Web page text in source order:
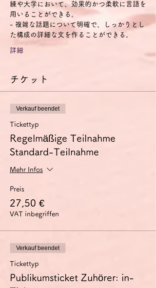
練や大学において、効果的かつ柔軟に言語を
用いることができる。
- 複雑な話題について明確で、しっかりとし
た構成の詳細な文を作ることができる。
詳細
チケット
Verkauf beendet
Tickettyp
Regelmäßige Teilnahme
Standard-Teilnahme
Mehr Infos
Preis
27,50 €
VAT inbegriffen
Verkauf beendet
Tickettyp
Publikumsticket Zuhörer: in-